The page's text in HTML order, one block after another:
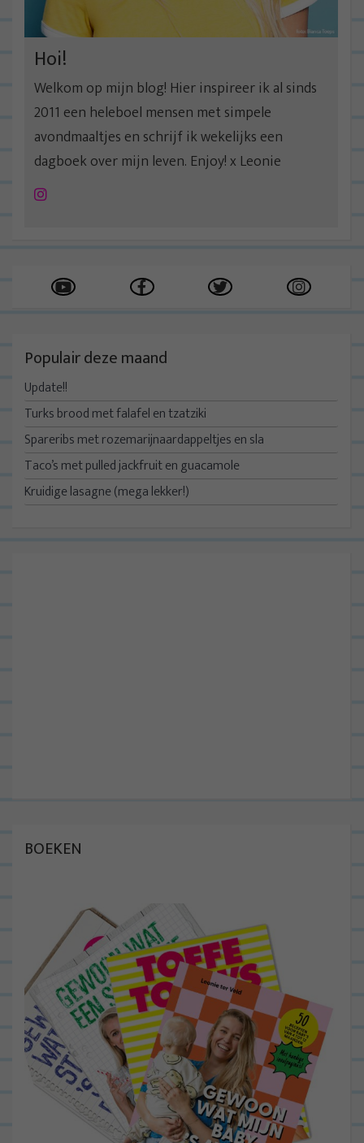
e
Hoi!
Welkom op mijn blog! Hier inspireer ik al sinds
2011 een heleboel mensen met simpele
avondmaaltjes en schrijf ik wekelijks een
dagboek over mijn leven. Enjoy! x Leonie
Instagram
Populair deze maand
Update!!
Turks brood met falafel en tzatziki
Spareribs met rozemarijnaardappeltjes en sla
Taco’s met pulled jackfruit en guacamole
Kruidige lasagne (mega lekker!)
BOEKEN